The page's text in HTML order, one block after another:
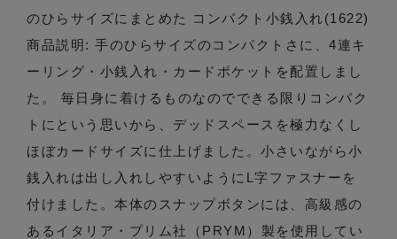
のひらサイズにまとめた コンパクト小銭入れ(1622)
商品説明: 手のひらサイズのコンパクトさに、4連キ
ーリング・小銭入れ・カードポケットを配置しまし
た。 毎日身に着けるものなのでできる限りコンパク
トにという思いから、デッドスペースを極力なくし
ほぼカードサイズに仕上げました。小さいながら小
銭入れは出し入れしやすいようにL字ファスナーを
付けました。本体のスナップボタンには、高級感の
あるイタリア・プリム社（PRYM）製を使用してい